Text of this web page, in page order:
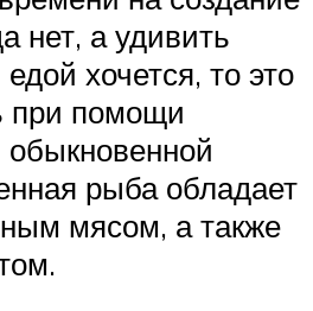
нет, а удивить
едой хочется, то это
при помощи
обыкновенной
рыба обладает
мясом, а также